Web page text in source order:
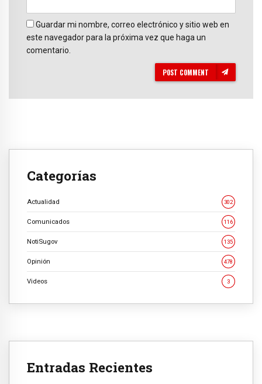
Guardar mi nombre, correo electrónico y sitio web en
este navegador para la próxima vez que haga un
comentario.
POST COMMENT
Categorías
Actualidad 302
Comunicados 116
NotiSugov 135
Opinión 478
Videos 3
Entradas Recientes